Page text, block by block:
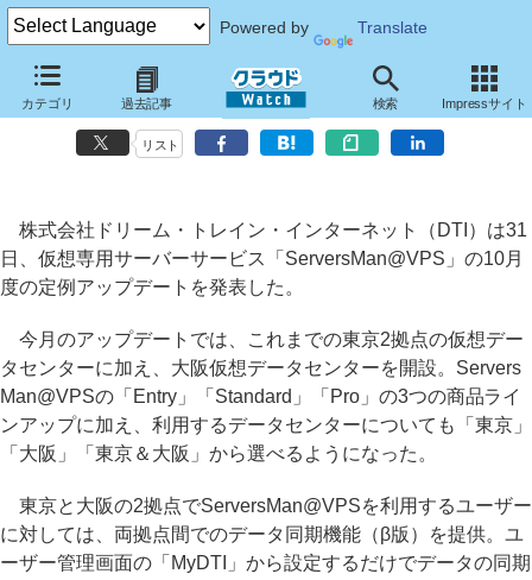
Powered by Translate
カテゴリ 過去記事 検索 Impressサイト
ServersMan@VPSが10月度のアップデート、東京・大阪間の冗長環境
構築に対応
リスト
株式会社ドリーム・トレイン・インターネット（DTI）は31
日、仮想専用サーバーサービス「ServersMan@VPS」の10月
度の定例アップデートを発表した。
今月のアップデートでは、これまでの東京2拠点の仮想デー
タセンターに加え、大阪仮想データセンターを開設。Servers
Man@VPSの「Entry」「Standard」「Pro」の3つの商品ライ
ンアップに加え、利用するデータセンターについても「東京」
「大阪」「東京＆大阪」から選べるようになった。
東京と大阪の2拠点でServersMan@VPSを利用するユーザー
に対しては、両拠点間でのデータ同期機能（β版）を提供。ユ
ーザー管理画面の「MyDTI」から設定するだけでデータの同期